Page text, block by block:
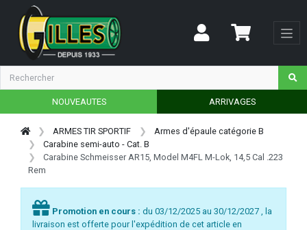
NOUVEAUTES ARRIVAGES
ARMES TIR SPORTIF
Armes d'épaule catégorie B
Carabine semi-auto - Cat. B
Carabine Schmeisser AR15, Model M4FL M-Lok, 14,5 Cal .223
Rem
Promotion en cours : du 03/12/2025 au 30/12/2027 , la
livraison est offerte pour l'expédition de cet article en